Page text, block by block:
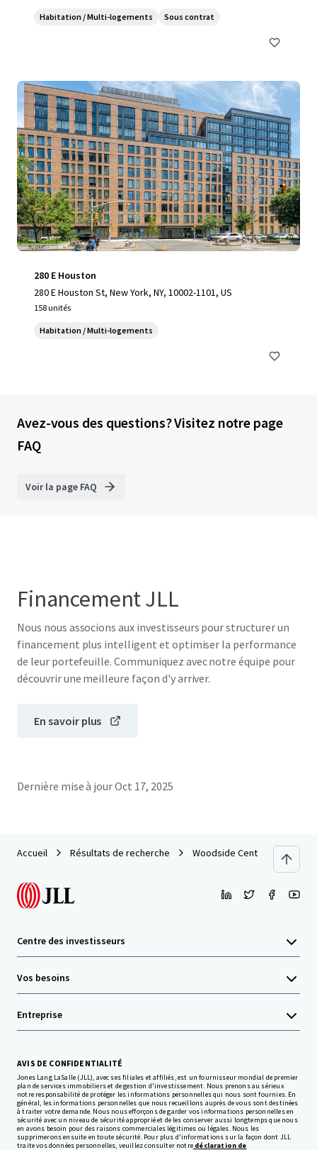
Habitation / Multi-logements Sous contrat
280 E Houston
280 E Houston St, New York, NY, 10002-1101, US
158 unités
Habitation / Multi-logements
Avez-vous des questions? Visitez notre page
FAQ
Voir la page FAQ
Financement JLL
Nous nous associons aux investisseurs pour structurer un
financement plus intelligent et optimiser la performance
de leur portefeuille. Communiquez avec notre équipe pour
découvrir une meilleure façon d'y arriver.
En savoir plus
Dernière mise à jourOct 17, 2025
Accueil Résultats de recherche Woodside Central
Centre des investisseurs
Vos besoins
Entreprise
AVIS DE CONFIDENTIALITÉ
Jones Lang LaSalle (JLL), avec ses filiales et affiliés, est un fournisseur mondial de premier
plan de services immobiliers et de gestion d'investissement. Nous prenons au sérieux
notre responsabilité de protéger les informations personnelles qui nous sont fournies. En
général, les informations personnelles que nous recueillons auprès de vous sont destinées
à traiter votre demande. Nous nous efforçons de garder vos informations personnelles en
sécurité avec un niveau de sécurité approprié et de les conserver aussi longtemps que nous
en avons besoin pour des raisons commerciales légitimes ou légales. Nous les
supprimerons ensuite en toute sécurité. Pour plus d'informations sur la façon dont JLL
traite vos données personnelles, veuillez consulter notredéclaration de